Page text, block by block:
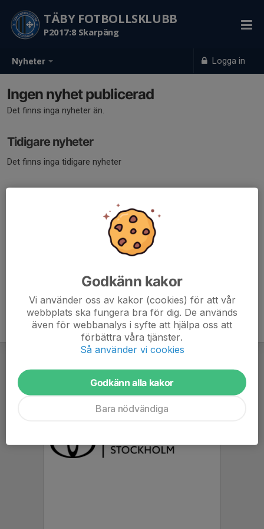
Nyheter Logga in
TÄBY FOTBOLLSKLUBB
P2017:8 Skarpäng
Ingen nyhet publicerad
Det finns inga nyheter än.
Tidigare nyheter
Det finns inga tidigare nyheter
Godkänn kakor
Vi använder oss av kakor (cookies) för att vår
webbplats ska fungera bra för dig. De används
även för webbanalys i syfte att hjälpa oss att
förbättra våra tjänster.
Så använder vi cookies
Godkänn alla kakor
Bara nödvändiga